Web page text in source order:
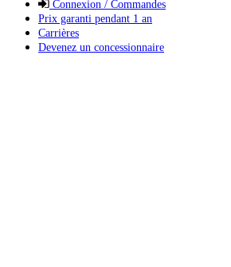
Connexion / Commandes
Prix garanti pendant 1 an
Carrières
Devenez un concessionnaire